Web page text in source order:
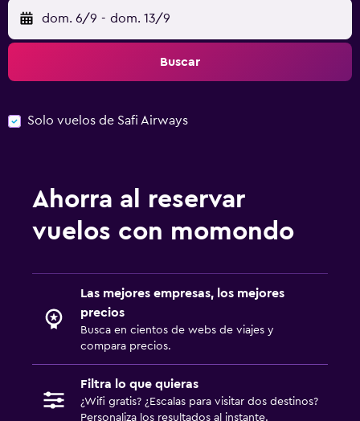
dom. 6/9 - dom. 13/9
Buscar
Solo vuelos de Safi Airways
Ahorra al reservar
vuelos con momondo
Las mejores empresas, los mejores
precios
Busca en cientos de webs de viajes y
compara precios.
Filtra lo que quieras
¿Wifi gratis? ¿Escalas para visitar dos destinos?
Personaliza los resultados al instante.